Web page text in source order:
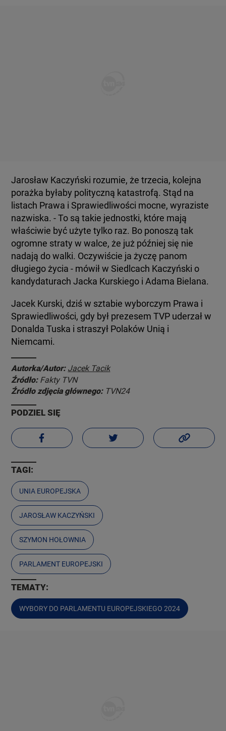
Jarosław Kaczyński rozumie, że trzecia, kolejna
porażka byłaby polityczną katastrofą. Stąd na
listach Prawa i Sprawiedliwości mocne, wyraziste
nazwiska. - To są takie jednostki, które mają
właściwie być użyte tylko raz. Bo ponoszą tak
ogromne straty w walce, że już później się nie
nadają do walki. Oczywiście ja życzę panom
długiego życia - mówił w Siedlcach Kaczyński o
kandydaturach Jacka Kurskiego i Adama Bielana.
Jacek Kurski, dziś w sztabie wyborczym Prawa i
Sprawiedliwości, gdy był prezesem TVP uderzał w
Donalda Tuska i straszył Polaków Unią i
Niemcami.
Autorka/Autor: Jacek Tacik
Źródło: Fakty TVN
Źródło zdjęcia głównego: TVN24
PODZIEL SIĘ
TAGI:
UNIA EUROPEJSKA
JAROSŁAW KACZYŃSKI
SZYMON HOŁOWNIA
PARLAMENT EUROPEJSKI
TEMATY:
WYBORY DO PARLAMENTU EUROPEJSKIEGO 2024